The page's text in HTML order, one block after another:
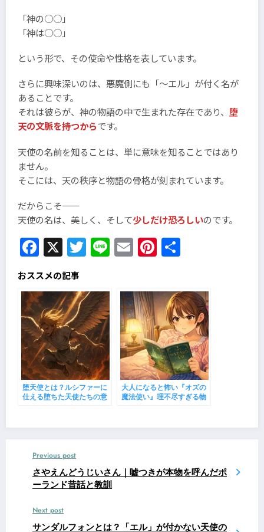
「神の○○」
「神は○○」
という形で、その使命や性格を表しています。
さらに興味深いのは、悪魔側にも「～エル」が付く名が
あることです。
それは彼らが、神の物語の中で生まれた存在であり、 堕
天の文脈を持つからです。
天使の名前を知ることは、単に意味を知ることではあり
ません。
そこには、天の秩序と物語の骨格が刻まれています。
だからこそ――
天使の名は、美しく、そして少しだけ恐ろしいのです。
Facebook
X Twitter
LineEmailPinterest
おススメの記事
堕天使とは？ルシファーに
仕える堕ちた天使たちの意
大人になると怖い『オズの
魔法使い』理不尽すぎる物
Previous post
さやえんどうじいさん｜嘘つきが本物を呼んだポ
ーランド昔話と教訓
Next post
サンダルフォンとは？「エル」が付かない天使の